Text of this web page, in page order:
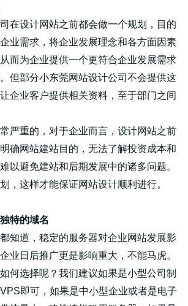
/谷子卡牌/二次元手办抽赏开发
/福袋抽赏/宝箱赏/无限赏
设
做开发
在设计网站之前都会做一个规划，目的
业需求，将企业发展理念和各方面因素
而为企业提供一个更符合企业发展需求
但部分小东莞网站设计公司不会提供这
企业客户提供相关资料，至于部门之间
严重的，对于企业而言，设计网站之前
确网站建站目的，无法了解投资成本和
以避免建站和后期发展中的诸多问题。
，这样才能保证网站设计顺利进行。
特的域名
知道，稳定的服务器对企业网站发展影
业日后推广更是影响重大，不能马虎。
何选择呢？我们建议如果是小型公司制
即可，如果是中小型企业或者是电子